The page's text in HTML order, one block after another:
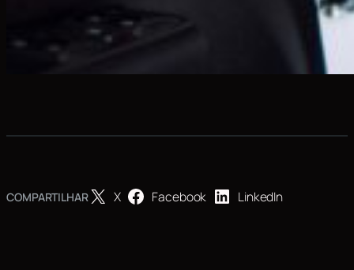
COMPARTILHAR X Facebook LinkedIn